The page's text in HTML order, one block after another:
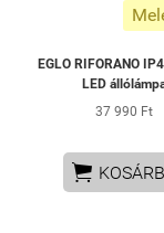
EGLO RIFORANO
LED
37 990 Ft
